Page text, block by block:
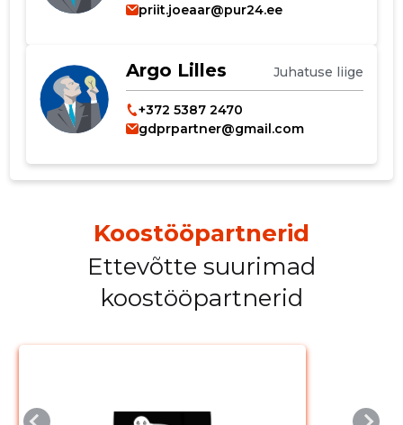
priit.joeaar@pur24.ee
Argo Lilles Juhatuse liige
+372 5387 2470
gdprpartner@gmail.com
Koostööpartnerid
Ettevõtte suurimad
koostööpartnerid
Muuda pildi
kirjeldust
MUUDA